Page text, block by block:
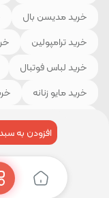
افزودن به
خرید مدیسن بال
خرید ترامپولین
خرید لباس فوتبال
خرید مایو زنانه
خرید لوازم و تجهیزات
خرید کیسه خواب